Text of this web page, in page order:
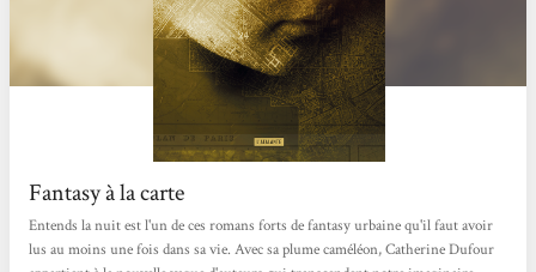
Fantasy à la carte
Entends la nuit est l'un de ces romans forts de fantasy urbaine qu'il faut avoir
lus au moins une fois dans sa vie. Avec sa plume caméléon, Catherine Dufour